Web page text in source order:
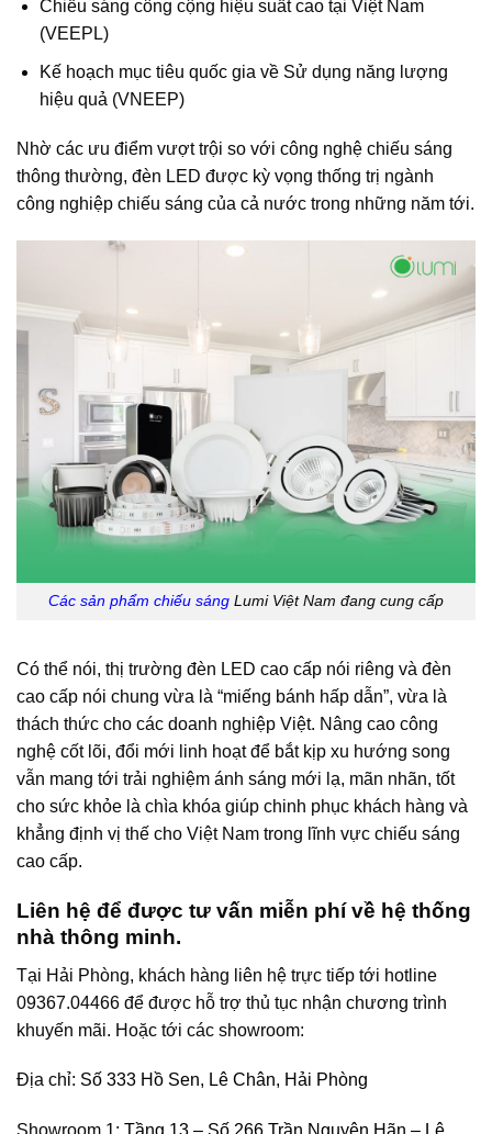
Chiếu sáng công cộng hiệu suất cao tại Việt Nam
(VEEPL)
Kế hoạch mục tiêu quốc gia về Sử dụng năng lượng
hiệu quả (VNEEP)
Nhờ các ưu điểm vượt trội so với công nghệ chiếu sáng
thông thường, đèn LED được kỳ vọng thống trị ngành
công nghiệp chiếu sáng của cả nước trong những năm tới.
Các sản phẩm chiếu sáng Lumi Việt Nam đang cung cấp
Có thể nói, thị trường đèn LED cao cấp nói riêng và đèn
cao cấp nói chung vừa là “miếng bánh hấp dẫn”, vừa là
thách thức cho các doanh nghiệp Việt. Nâng cao công
nghệ cốt lõi, đổi mới linh hoạt để bắt kịp xu hướng song
vẫn mang tới trải nghiệm ánh sáng mới lạ, mãn nhãn, tốt
cho sức khỏe là chìa khóa giúp chinh phục khách hàng và
khẳng định vị thế cho Việt Nam trong lĩnh vực chiếu sáng
cao cấp.
Liên hệ để được tư vấn miễn phí về hệ thống
nhà thông minh.
Tại Hải Phòng, khách hàng liên hệ trực tiếp tới hotline
09367.04466 để được hỗ trợ thủ tục nhận chương trình
khuyến mãi. Hoặc tới các showroom:
Địa chỉ: Số 333 Hồ Sen, Lê Chân, Hải Phòng